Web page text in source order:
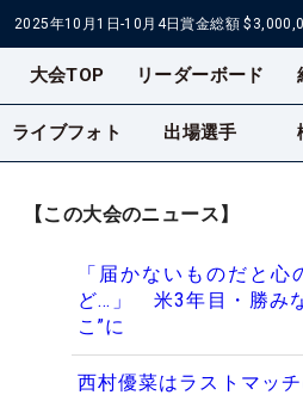
2025年10月1日-10月4日賞金総額
大会TOP リーダーボード
ライブフォト 出場選手
【この大会のニュース】
「届かないものだと
ど…」 米3年目・勝み
こ”に
西村優菜はラストマッ